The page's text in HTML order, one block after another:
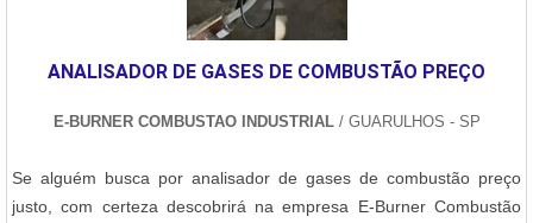
ANALISADOR DE GASES DE COMBUSTÃO PREÇO
E-BURNER COMBUSTAO INDUSTRIAL / GUARULHOS - SP
Se alguém busca por analisador de gases de combustão preço
justo, com certeza descobrirá na empresa E-Burner Combustão